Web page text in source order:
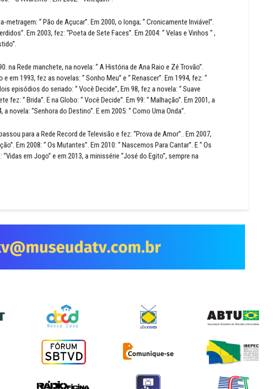
metragem: “ Pão de Açucar”. Em 2000, o longa; “ Cronicamente Inviável”.
Em 2003, fez: “Poeta de Sete Faces”. Em 2004: “ Velas e Vinhos “ ,
na Rede manchete, na novela: “ A História de Ana Raio e Zé Trovão”.
em 1993, fez as novelas: “ Sonho Meu” e “ Renascer”. Em 1994, fez: “
episódios do seriado: “ Você Decide”, Em 98, fez a novela: “ Suave
fez: “ Brida”. E na Globo: “ Você Decide”. Em 99: “ Malhação”. Em 2001, a
a novela: “Senhora do Destino”. E em 2005: “ Como Uma Onda”.
para a Rede Record de Televisão e fez: “Prova de Amor”.. Em 2007,
Em 2008: “ Os Mutantes”. Em 2010: “ Nascemos Para Cantar”. E “ Os
em Jogo” e em 2013, a minissérie “José do Egito”, sempre na